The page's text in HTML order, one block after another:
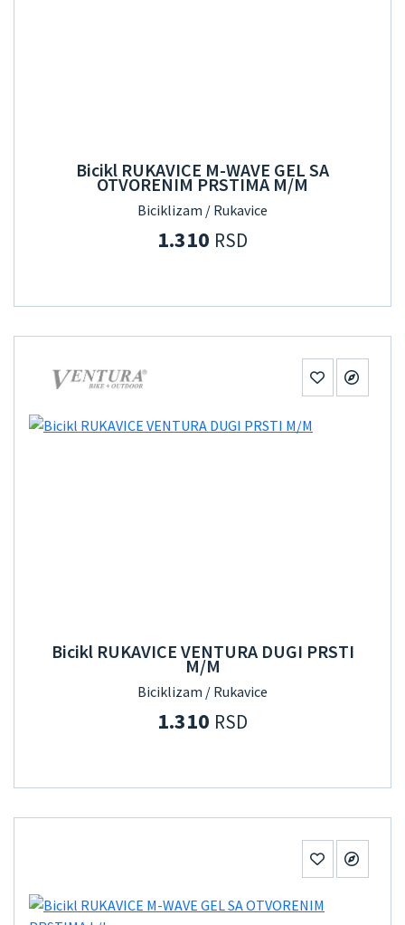
Bicikl RUKAVICE M-WAVE GEL SA
OTVORENIM PRSTIMA M/M
Biciklizam / Rukavice
1.310 RSD
Bicikl RUKAVICE VENTURA DUGI PRSTI
M/M
Biciklizam / Rukavice
1.310 RSD